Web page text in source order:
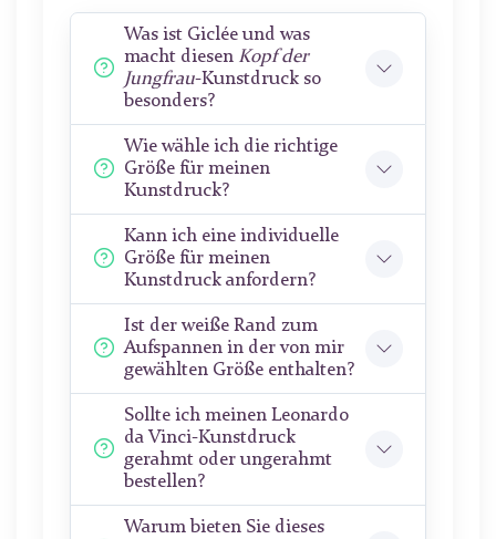
Was ist Giclée und was
macht diesen Kopf der
Jungfrau-Kunstdruck so
besonders?
Wie wähle ich die richtige
Größe für meinen
Kunstdruck?
Kann ich eine individuelle
Größe für meinen
Kunstdruck anfordern?
Ist der weiße Rand zum
Aufspannen in der von mir
gewählten Größe enthalten?
Sollte ich meinen Leonardo
da Vinci-Kunstdruck
gerahmt oder ungerahmt
bestellen?
Warum bieten Sie dieses